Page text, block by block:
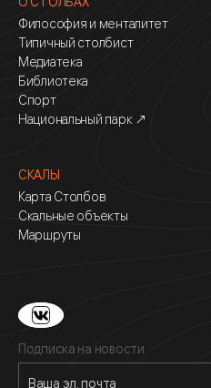
Философия и менталитет
Типичный столбист
Медиатека
Библиотека
Спорт
Национальный парк ↗
СКАЛЫ
Карта Столбов
Скальные объекты
Маршруты
Подписка на новости